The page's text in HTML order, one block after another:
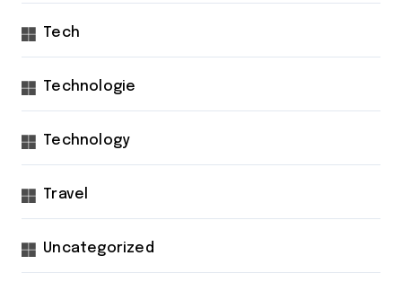
Tech
Technologie
Technology
Travel
Uncategorized